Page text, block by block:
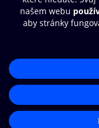
© O2 Czech Republic a.s.
Přístupnost
Zásady zpracování
Nastavení cookies